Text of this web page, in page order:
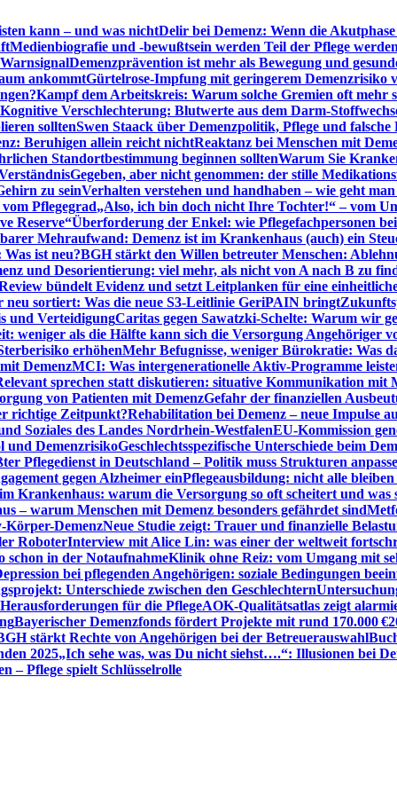
kann – und was nichtDelir bei Demenz: Wenn die
Medienbiografie und -bewußtsein werden Teil der Pflege werden
Demenzprävention ist mehr als Bewegung und
ankommtGürtelrose-Impfung mit geringerem Demenzrisiko
Kampf dem Arbeitskreis: Warum solche Gremien oft mehr
Kognitive Verschlechterung: Blutwerte aus dem Darm-
solltenSwen Staack über Demenzpolitik, Pflege und falsche
Beruhigen allein reicht nichtReaktanz bei Menschen mit
Standortbestimmung beginnen solltenWarum Sie
Gegeben, aber nicht genommen: der stille
zu seinVerhalten verstehen und handhaben – wie geht
Pflegegrad„Also, ich bin doch nicht Ihre Tochter!“ – vom
Reserve“Überforderung der Enkel: wie Pflegefachpersonen
Mehraufwand: Demenz ist im Krankenhaus (auch) ein
ist neu?BGH stärkt den Willen betreuter Menschen:
und Desorientierung: viel mehr, als nicht von A nach B zu
bündelt Evidenz und setzt Leitplanken für eine
neu sortiert: Was die neue S3-Leitlinie GeriPAIN bringt
und VerteidigungCaritas gegen Sawatzki-Schelte: Warum wir
weniger als die Hälfte kann sich die Versorgung Angehöriger
erhöhenMehr Befugnisse, weniger Bürokratie: Was
DemenzMCI: Was intergenerationelle Aktiv-Programme
sprechen statt diskutieren: situative Kommunikation mit
von Patienten mit DemenzGefahr der finanziellen
richtige Zeitpunkt?Rehabilitation bei Demenz – neue Impulse
Soziales des Landes Nordrhein-WestfalenEU-Kommission
und DemenzrisikoGeschlechtsspezifische Unterschiede beim
Pflegedienst in Deutschland – Politik muss Strukturen
gegen Alzheimer einPflegeausbildung: nicht alle bleiben
Krankenhaus: warum die Versorgung so oft scheitert und was
– warum Menschen mit Demenz besonders gefährdet sind
Körper-DemenzNeue Studie zeigt: Trauer und finanzielle
RoboterInterview mit Alice Lin: was einer der weltweit
schon in der NotaufnahmeKlinik ohne Reiz: vom Umgang mit
bei pflegenden Angehörigen: soziale Bedingungen
Unterschiede zwischen den Geschlechtern
für die PflegeAOK-Qualitätsatlas zeigt
Bayerischer Demenzfonds fördert Projekte mit rund 170.000 €
stärkt Rechte von Angehörigen bei der Betreuerauswahl
2025„Ich sehe was, was Du nicht siehst….“: Illusionen bei
– Pflege spielt Schlüsselrolle